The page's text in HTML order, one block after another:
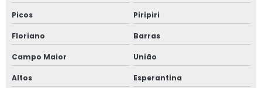
Picos Piripiri
Floriano Barras
Campo Maior União
Altos Esperantina